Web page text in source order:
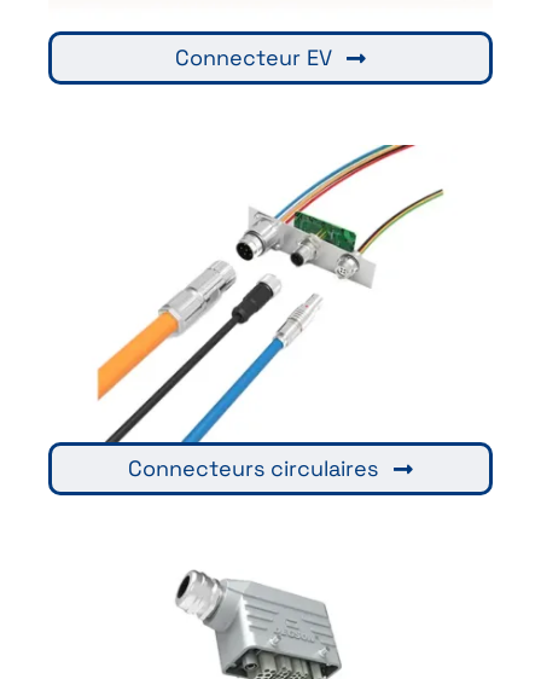
Connecteur EV
Connecteurs circulaires